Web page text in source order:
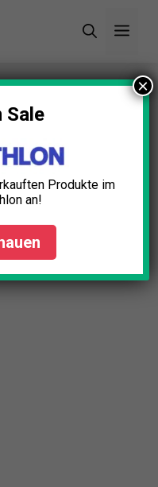
Set Test: Die 5
Test: Die
Sale
Produkte im
an!
×